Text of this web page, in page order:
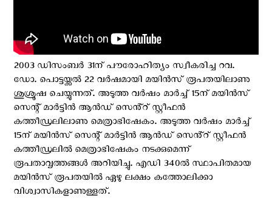
2003 ഡിസംബർ 31ന് പൗരോഹിത്യം സ്വീകരിച്ച റവ.
ഡോ. പൊട്ടയ്ക്കൽ 22 വർഷമായി മയിൻസ് രൂപതയിലാണു
ശുശ്രൂഷ ചെയ്യുന്നത്. അടുത്ത വർഷം മാർച്ച് 15ന് മയിൻസ്
സെന്റ് മാർട്ടിൻ ആൻഡ് സെൻ്റ് സ്റ്റീഫൻ
കത്തീഡ്രലിലാണു മെത്രാഭിഷേകം. അടുത്ത വർഷം മാർച്ച്
15ന് മയിൻസ് സെന്റ് മാർട്ടിൻ ആൻഡ് സെൻ്റ് സ്റ്റീഫൻ
കത്തീഡ്രലില്‍ മെത്രാഭിഷേകം നടക്കുമെന്ന്
രൂപതാവൃത്തങ്ങള്‍ അറിയിച്ചു. എഡി 340ൽ സ്ഥാപിതമായ
മയിൻസ് രൂപതയിൽ ഏഴു ലക്ഷം കത്തോലിക്കാ
വിശ്വാസികളാണുള്ളത്.